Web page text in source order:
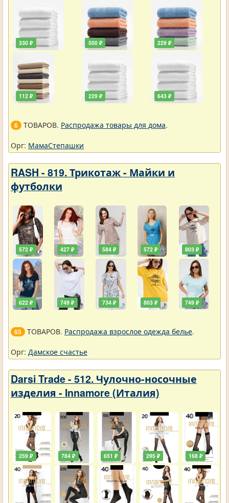
330 ₽
112 ₽
500 ₽
229 ₽
229 ₽
643 ₽
6 ТОВАРОВ. Распродажа товары для дома.
Орг: МамаСтепашки
RASH - 819. Трикотаж - Майки и
футболки
572 ₽
622 ₽
427 ₽
749 ₽
584 ₽
734 ₽
572 ₽
803 ₽
803 ₽
749 ₽
65 ТОВАРОВ. Распродажа взрослое одежда белье.
Орг: Дамское счастье
Darsi Trade - 512. Чулочно-носочные
изделия - Innamore (Италия)
259 ₽ 784 ₽ 651 ₽ 295 ₽ 168 ₽